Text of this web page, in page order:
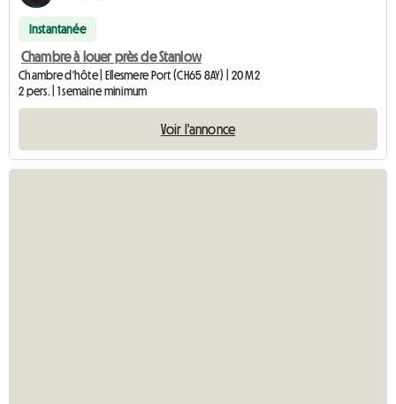
Instantanée
Chambre à louer près de Stanlow
Chambre d'hôte | Ellesmere Port (CH65 8AY) | 20 M2
2 pers. | 1 semaine minimum
Voir l'annonce